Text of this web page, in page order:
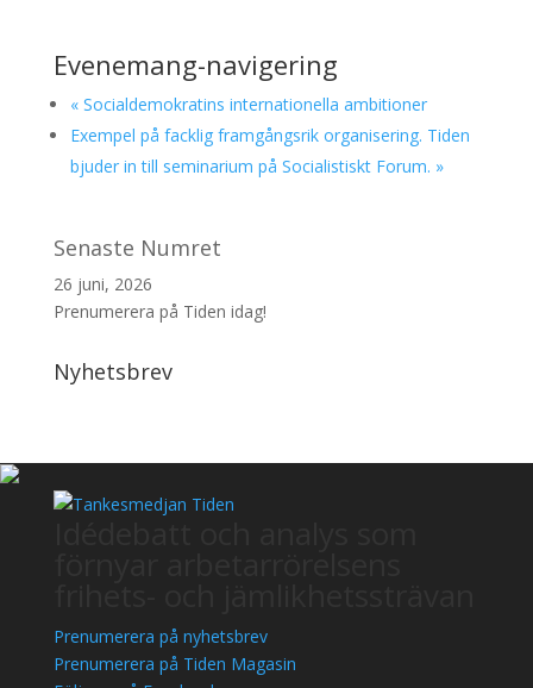
Evenemang-navigering
«Socialdemokratins internationella ambitioner
Exempel på facklig framgångsrik organisering. Tiden
bjuder in till seminarium på Socialistiskt Forum. »
Senaste Numret
26 juni, 2026
Prenumerera på Tiden idag!
Nyhetsbrev
Prenumerera på nyhetsbrev
Prenumerera på Tiden Magasin